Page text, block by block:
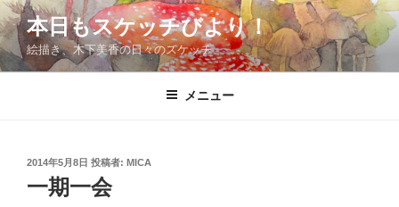
コ
ン
テ
ン
本日もスケッチびより！
絵描き、木下美香の日々のスケッチ
メニュー
投
2014年5月8日 投稿者: MICA
一期一会